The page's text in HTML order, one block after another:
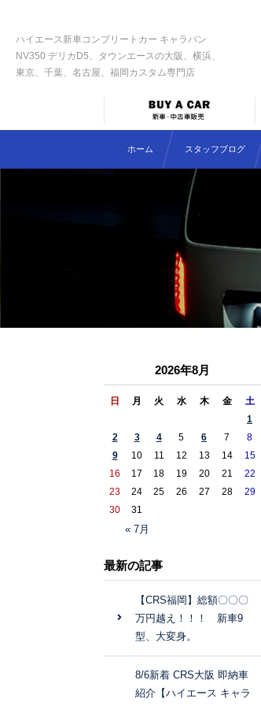
ハイエース新車コンプリートカー キャラバン
NV350 デリカD5、タウンエースの大阪、横浜、
東京、千葉、名古屋、福岡カスタム専門店
ホーム スタッフブログ
2026年8月
日 月 火 水 木 金 土
« 7月
1
2
3 4 5 6 7
8
9
10 11 12 13 14
15
16
17 18 19 20 21
22
23
24 25 26 27 28
29
30
31
最新の記事
【CRS福岡】総額〇〇〇
万円越え！！！ 新車9
型、大変身。
8/6新着 CRS大阪 即納車
紹介【ハイエース キャラ